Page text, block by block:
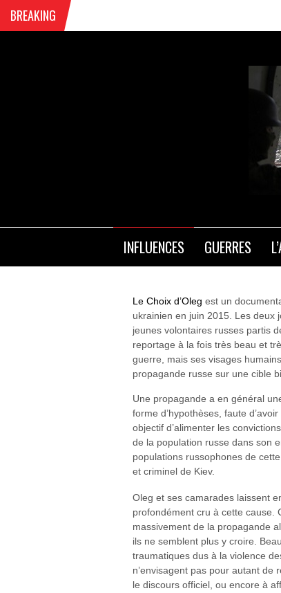
BREAKING
INFLUENCES GUERRES
Le Choix d’Oleg est un
ukrainien en juin 2015. Les deux
jeunes volontaires russes partis
reportage à la fois très beau et
guerre, mais ses visages
propagande russe sur une cible
Une propagande a en général
forme d’hypothèses, faute
objectif d’alimenter les
de la population russe dans son
populations russophones de
et criminel de Kiev.
Oleg et ses camarades laissent
profondément cru à cette cause.
massivement de la propagande
ils ne semblent plus y croire.
traumatiques dus à la violence
n’envisagent pas pour autant de
le discours officiel, ou encore à